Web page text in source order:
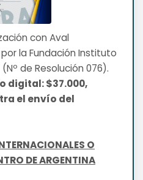
con Aval
la Fundación Instituto
de Resolución 076).
digital: $37.000,
el envío del
O
DE ARGENTINA